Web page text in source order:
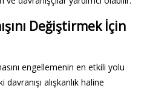
Değiştirmek İçin
engellemenin en etkili yolu
alışkanlık haline